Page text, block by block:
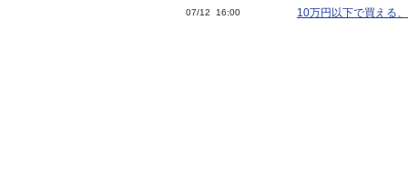
07/12 16:00 10万円以下で買える